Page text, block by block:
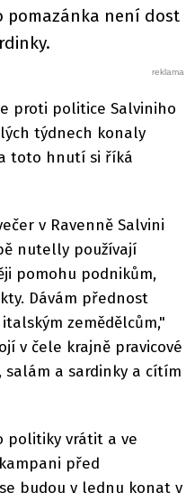
pomazánka není dost
proti politice Salviniho
týdnech konaly
toto hnutí si říká
v Ravenně Salvini
nutelly používají
pomohu podnikům,
Dávám přednost
zemědělcům,"
v čele krajně pravicové
salám a sardinky a cítím
politiky vrátit a ve
před
budou v lednu konat v